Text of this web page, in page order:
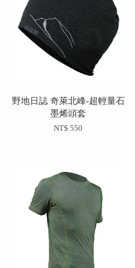
野地日誌 奇萊北峰-超輕量石
墨烯頭套
NT$ 550